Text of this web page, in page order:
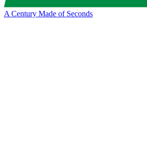
A Century Made of Seconds